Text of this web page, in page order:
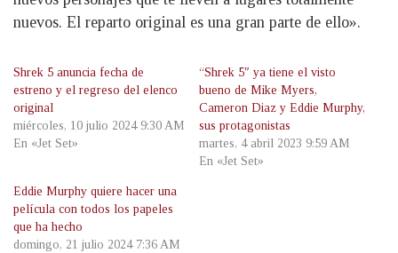
nuevos. El reparto original es una gran parte de ello».
Shrek 5 anuncia fecha de
estreno y el regreso del elenco
original
miércoles, 10 julio 2024 9:30 AM
En «Jet Set»
“Shrek 5″ ya tiene el visto
bueno de Mike Myers,
Cameron Diaz y Eddie Murphy,
sus protagonistas
martes, 4 abril 2023 9:59 AM
En «Jet Set»
Eddie Murphy quiere hacer una
película con todos los papeles
que ha hecho
domingo, 21 julio 2024 7:36 AM